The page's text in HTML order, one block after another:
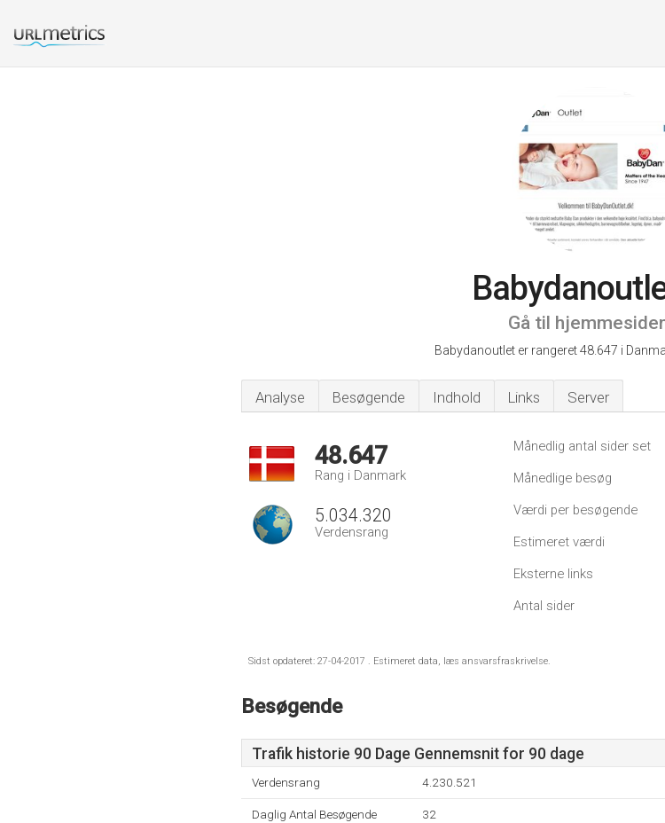
Gå til
Babydanoutlet er rangeret 48.647 i
Analyse Besøgende Indhold Links Server
48.647
Rang i Danmark
5.034.320
Verdensrang
Månedlig antal sider set
Månedlige besøg
Værdi per besøgende
Estimeret værdi
Eksterne links
Antal sider
Sidst opdateret: 27-04-2017 . Estimeret data, læs ansvarsfraskrivelse.
Besøgende
Trafik historie 90 Dage Gennemsnit for 90 dage
Verdensrang 4.230.521
Daglig Antal Besøgende 32